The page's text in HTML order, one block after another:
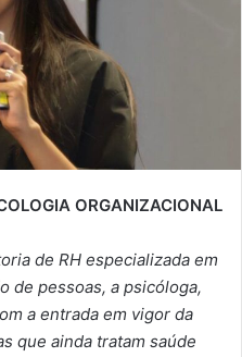
ORGANIZACIONAL
de RH especializada em
de pessoas, a psicóloga,
a entrada em vigor da
que ainda tratam saúde